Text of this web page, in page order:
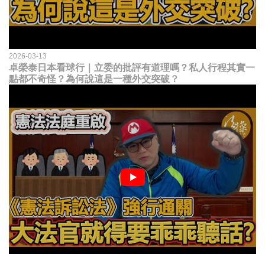
2026-03-13
卓榮泰日本看球行｜立委的批評有道理嗎？私人行程其實一
點都不奇怪？為何說這是一種外交突破？